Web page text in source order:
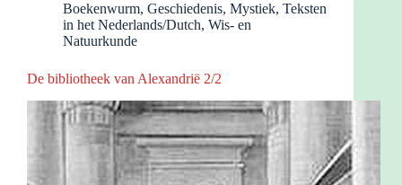
Boekenwurm, Geschiedenis, Mystiek, Teksten
in het Nederlands/Dutch, Wis- en
Natuurkunde
De bibliotheek van Alexandrië 2/2